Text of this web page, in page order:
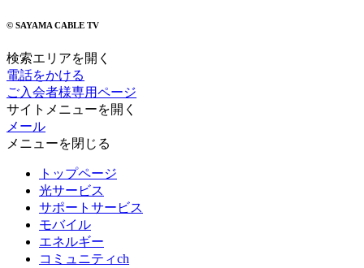
© SAYAMA CABLE TV
検索エリアを開く
電話をかける
ご入会者様専用ページ
サイトメニューを開く
メール
メニューを閉じる
トップページ
光サービス
サポートサービス
モバイル
エネルギー
コミュニティch